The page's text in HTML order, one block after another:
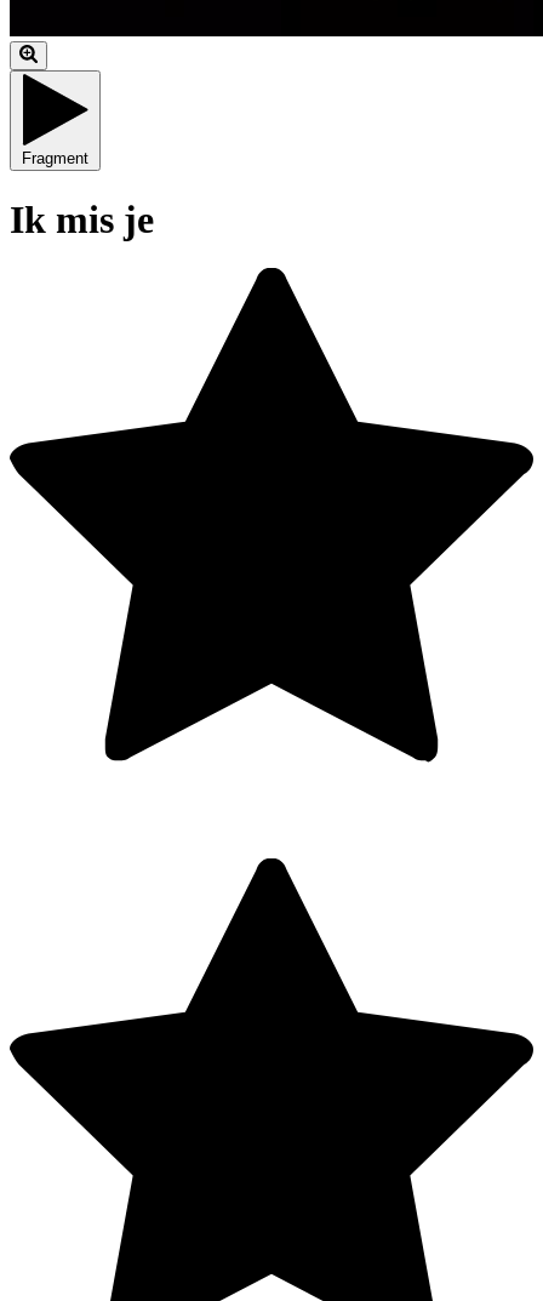
Fragment
Ik mis je